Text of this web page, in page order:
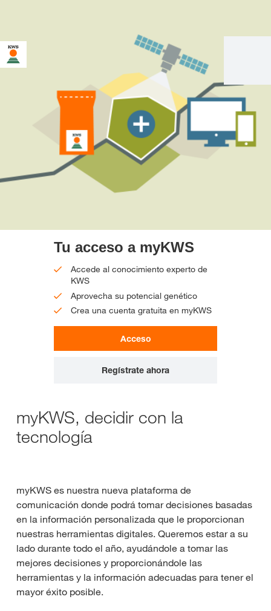
Tu acceso a myKWS
Accede al conocimiento experto de
KWS
Aprovecha su potencial genético
Crea una cuenta gratuita en myKWS
Acceso
Regístrate ahora
myKWS, decidir con la
tecnología
myKWS es nuestra nueva plataforma de
comunicación donde podrá tomar decisiones basadas
en la información personalizada que le proporcionan
nuestras herramientas digitales. Queremos estar a su
lado durante todo el año, ayudándole a tomar las
mejores decisiones y proporcionándole las
herramientas y la información adecuadas para tener el
mayor éxito posible.